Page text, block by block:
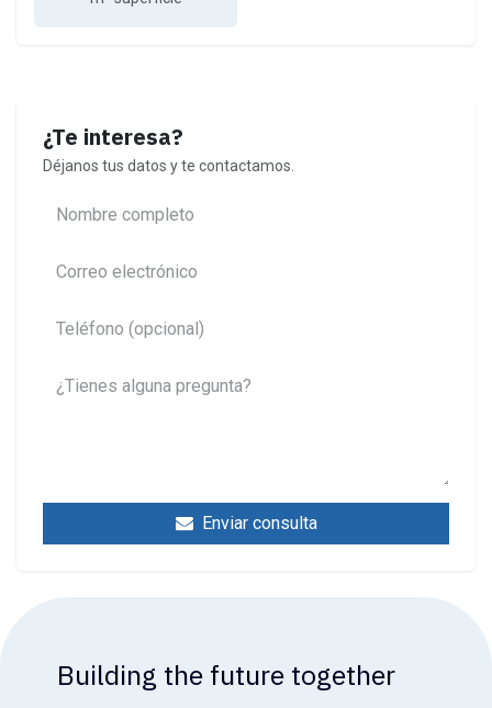
¿Te interesa?
Déjanos tus datos y te contactamos.
Enviar consulta
Building the future together